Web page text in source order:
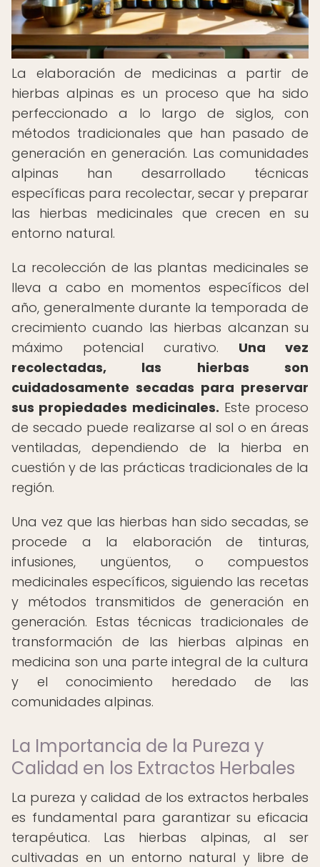
La elaboración de medicinas a partir de
hierbas alpinas es un proceso que ha sido
perfeccionado a lo largo de siglos, con
métodos tradicionales que han pasado de
generación en generación. Las comunidades
alpinas han desarrollado técnicas
específicas para recolectar, secar y preparar
las hierbas medicinales que crecen en su
entorno natural.
La recolección de las plantas medicinales se
lleva a cabo en momentos específicos del
año, generalmente durante la temporada de
crecimiento cuando las hierbas alcanzan su
máximo potencial curativo. Una vez
recolectadas, las hierbas son
cuidadosamente secadas para preservar
sus propiedades medicinales. Este proceso
de secado puede realizarse al sol o en áreas
ventiladas, dependiendo de la hierba en
cuestión y de las prácticas tradicionales de la
región.
Una vez que las hierbas han sido secadas, se
procede a la elaboración de tinturas,
infusiones, ungüentos, o compuestos
medicinales específicos, siguiendo las recetas
y métodos transmitidos de generación en
generación. Estas técnicas tradicionales de
transformación de las hierbas alpinas en
medicina son una parte integral de la cultura
y el conocimiento heredado de las
comunidades alpinas.
La Importancia de la Pureza y
Calidad en los Extractos Herbales
La pureza y calidad de los extractos herbales
es fundamental para garantizar su eficacia
terapéutica. Las hierbas alpinas, al ser
cultivadas en un entorno natural y libre de